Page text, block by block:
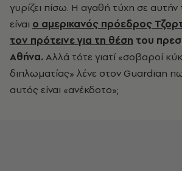
γυρίζει πίσω. Η αγαθή τύχη σε
είναι ο αμερικανός πρόεδρος
τον πρότεινε για τη θέση του
Αθήνα. Αλλά τότε γιατί «σοβαροί
διπλωματίας» λένε στον Guardian
αυτός είναι «ανέκδοτο»;